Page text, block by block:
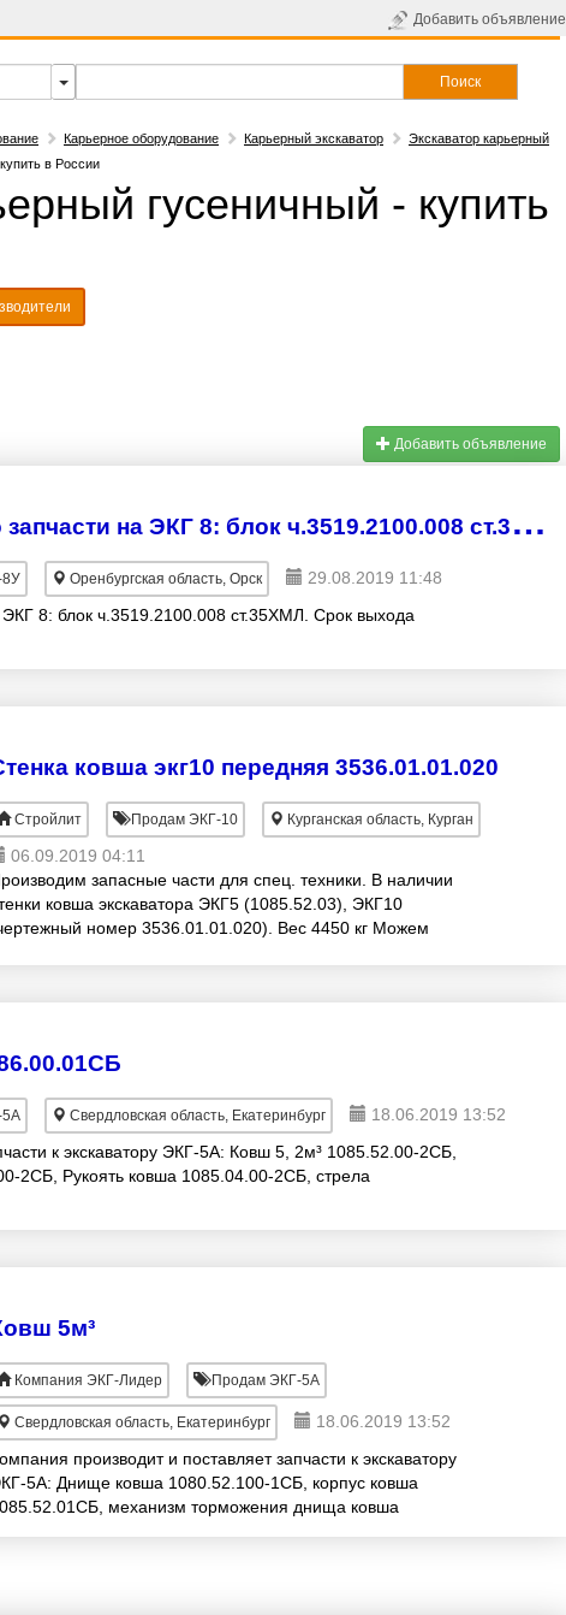
Добавить объявление
Поиск
Карьерное оборудование Карьерный экскаватор
Экскаватор карьерный
в России
гусеничный - купить
Добавить объявление
В
ыпущено в производство запчасти на ЭКГ 8: блок ч.3519.2100.008 ст.35ХМЛ.
Оренбургская область, Орск
29.08.2019 11:48
8: блок ч.3519.2100.008 ст.35ХМЛ. Срок выхода
ковша экг10 передняя 3536.01.01.020
Стройлит Продам ЭКГ-10 Курганская область, Курган
06.09.2019 04:11
запасные части для спец. техники. В наличии
ковша экскаватора ЭКГ5 (1085.52.03), ЭКГ10
номер 3536.01.01.020). Вес 4450 кг Можем
Свердловская область, Екатеринбург
18.06.2019 13:52
к экскаватору ЭКГ-5А: Ковш 5, 2м³ 1085.52.00-2СБ,
2СБ, Рукоять ковша 1085.04.00-2СБ, стрела
5м³
Компания ЭКГ-Лидер Продам ЭКГ-5А
Свердловская область, Екатеринбург
18.06.2019 13:52
производит и поставляет запчасти к экскаватору
5А: Днище ковша 1080.52.100-1СБ, корпус ковша
механизм торможения днища ковша